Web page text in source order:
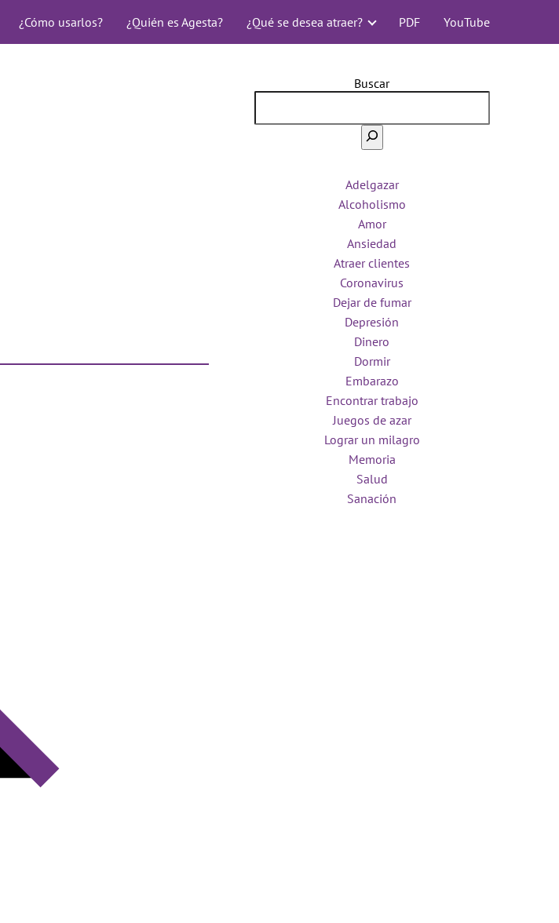
¿Cómo usarlos? ¿Quién es Agesta? ¿Qué se desea atraer? PDF YouTube
Buscar
Adelgazar
Alcoholismo
Amor
Ansiedad
Atraer clientes
Coronavirus
Dejar de fumar
Depresión
Dinero
Dormir
Embarazo
Encontrar trabajo
Juegos de azar
Lograr un milagro
Memoria
Salud
Sanación